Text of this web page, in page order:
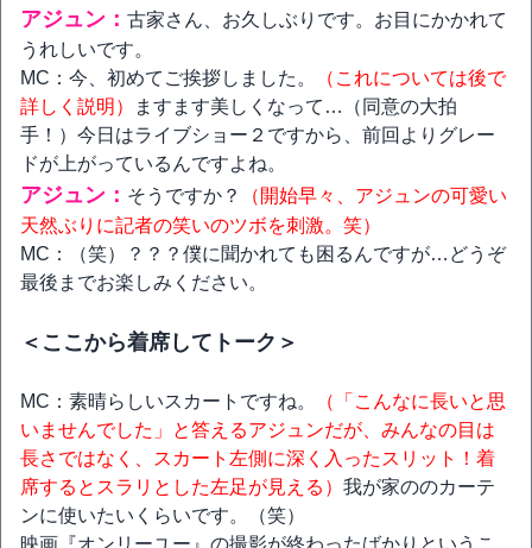
アジュン： 古家さん、お久しぶりです。お目にかかれて
うれしいです。
MC：今、初めてご挨拶しました。
（これについては後で
詳しく説明）
ますます美しくなって…（同意の大拍
手！）今日はライブショー２ですから、前回よりグレー
ドが上がっているんですよね。
アジュン： そうですか？
（開始早々、アジュンの可愛い
天然ぶりに記者の笑いのツボを刺激。笑）
MC：（笑）？？？僕に聞かれても困るんですが…どうぞ
最後までお楽しみください。
＜ここから着席してトーク＞
MC：素晴らしいスカートですね。
（「こんなに長いと思
いませんでした」と答えるアジュンだが、みんなの目は
長さではなく、スカート左側に深く入ったスリット！着
席するとスラリとした左足が見える） 我が家ののカーテ
ンに使いたいくらいです。（笑）
映画『オンリーユー』の撮影が終わったばかりというこ